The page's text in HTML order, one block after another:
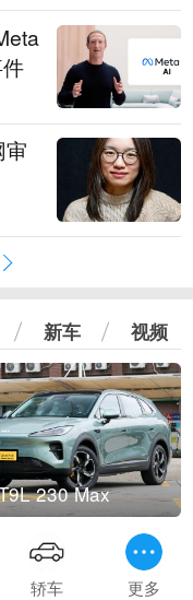
审
新车 视频
230 Max
轿车 更多